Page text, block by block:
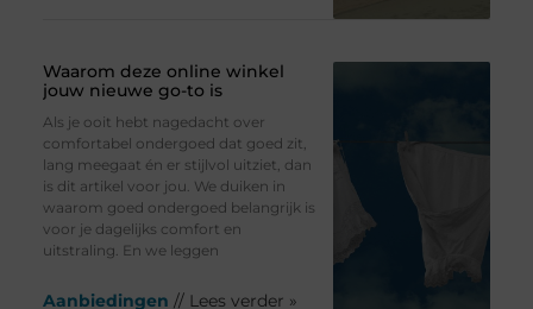
Waarom deze online winkel
jouw nieuwe go-to is
Als je ooit hebt nagedacht over
comfortabel ondergoed dat goed zit,
lang meegaat én er stijlvol uitziet, dan
is dit artikel voor jou. We duiken in
waarom goed ondergoed belangrijk is
voor je dagelijks comfort en
uitstraling. En we leggen
Aanbiedingen // Lees verder »